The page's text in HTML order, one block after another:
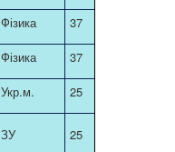
Фізика
37
Фізика
37
Укр.м. 25
ЗУ 25